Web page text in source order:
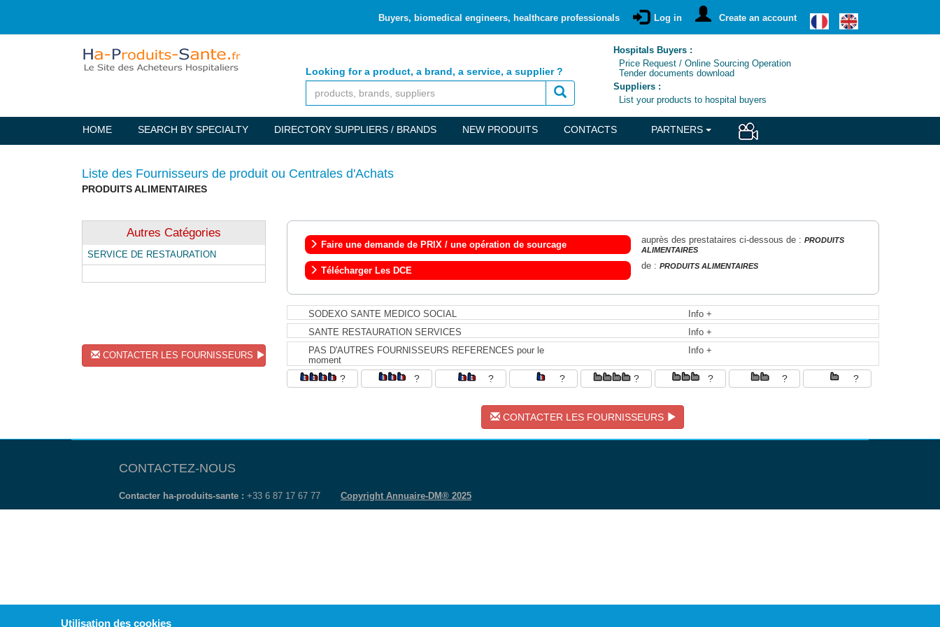
Buyers, biomedical engineers, healthcare professionals Log in Create an account
Looking for a product, a brand, a service, a supplier ?
Hospitals Buyers :
Price Request / Online Sourcing Operation
Tender documents download
Suppliers :
List your products to hospital buyers
HOME SEARCH BY SPECIALTY DIRECTORY SUPPLIERS / BRANDS NEW PRODUITS CONTACTS PARTNERS
Liste des Fournisseurs de produit ou Centrales d'Achats
PRODUITS ALIMENTAIRES
Autres Catégories
SERVICE DE RESTAURATION
CONTACTER LES FOURNISSEURS
Faire une demande de PRIX / une opération de sourcage auprès des prestataires ci-dessous de :PRODUITS
ALIMENTAIRES
Télécharger Les DCE de :PRODUITS ALIMENTAIRES
SODEXO SANTE MEDICO SOCIAL
Info +
SANTE RESTAURATION SERVICES
Info +
PAS D'AUTRES FOURNISSEURS REFERENCES pour le
moment
Info +
? ? ? ? ? ? ? ?
CONTACTER LES FOURNISSEURS
CONTACTEZ-NOUS
Contacter ha-produits-sante : +33 6 87 17 67 77 Copyright Annuaire-DM® 2025
Utilisation des cookies